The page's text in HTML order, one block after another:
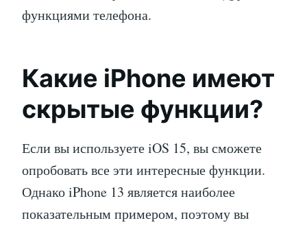
функциями телефона.
Какие iPhone имеют
скрытые функции?
Если вы используете iOS 15, вы сможете
опробовать все эти интересные функции.
Однако iPhone 13 является наиболее
показательным примером, поэтому вы